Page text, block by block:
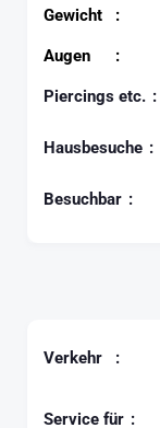
Gewicht
Augen
Piercings etc.
Hausbesuche
Besuchbar
Verkehr
Service für